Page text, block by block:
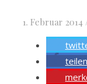
1. Februar 2014
teilen